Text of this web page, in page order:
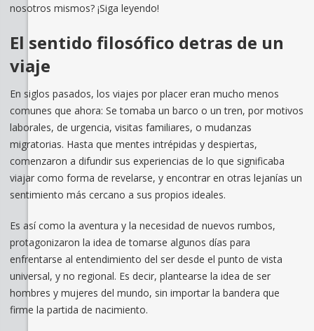
nosotros mismos? ¡Siga leyendo!
El sentido filosófico detras de un
viaje
En siglos pasados, los viajes por placer eran mucho menos
comunes que ahora: Se tomaba un barco o un tren, por motivos
laborales, de urgencia, visitas familiares, o mudanzas
migratorias. Hasta que mentes intrépidas y despiertas,
comenzaron a difundir sus experiencias de lo que significaba
viajar como forma de revelarse, y encontrar en otras lejanías un
sentimiento más cercano a sus propios ideales.
Es así como la aventura y la necesidad de nuevos rumbos,
protagonizaron la idea de tomarse algunos días para
enfrentarse al entendimiento del ser desde el punto de vista
universal, y no regional. Es decir, plantearse la idea de ser
hombres y mujeres del mundo, sin importar la bandera que
firme la partida de nacimiento.